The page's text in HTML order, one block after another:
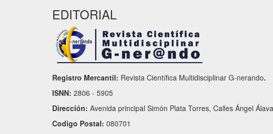
EDITORIAL
Registro Mercantil: Revista Científica Multidisciplinar G-nerando.
ISNN: 2806 - 5905
Dirección: Avenida principal Simón Plata Torres, Calles Ángel
Codigo Postal: 080701